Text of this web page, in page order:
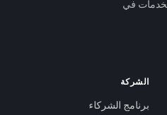
في
الشركة
برنامج الشركاء